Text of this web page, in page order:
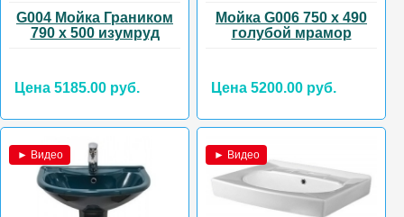
G004 Мойка Граником
790 х 500 изумруд
Цена 5185.00 руб.
Мойка G006 750 х 490
голубой мрамор
Цена 5200.00 руб.
► Видео ► Видео